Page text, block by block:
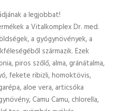
a legjobbat!
a Vitalkomplex Dr. med.
a gyógynövények, a
származik. Ezek
piros szőlő, alma, gránátalma,
fekete ribizli, homoktövis,
aloe vera, articsóka
Camu Camu, chlorella,